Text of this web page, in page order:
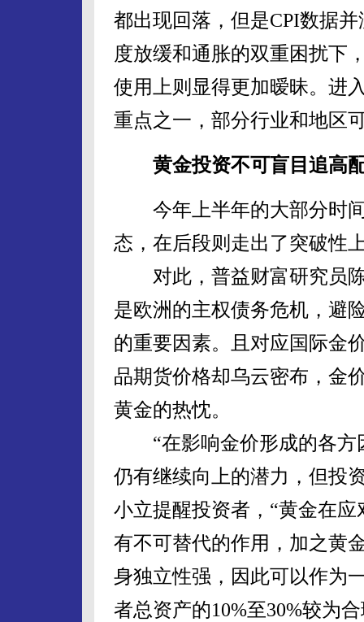
都出现回落，但是CPI数据
度放缓和通胀的双重困扰下
使用上则显得更加暧昧。进
重点之一，部分行业和地区
黄金投资不可盲目追高
今年上半年的大部分时间
态，在后段则走出了突破性
对此，普益财富研究员陈
是欧洲的主权债务危机，避
的重要因素。且对应国际金
品期货价格却乌云密布，金
黄金的热忱。
“在影响金价形成的各方
仍有继续向上的潜力，但投
小立提醒投资者，“黄金在
有不可替代的作用，加之黄
身独立性强，因此可以作为
者总资产的10%至30%较为